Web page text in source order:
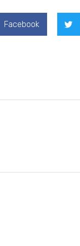
Facebook